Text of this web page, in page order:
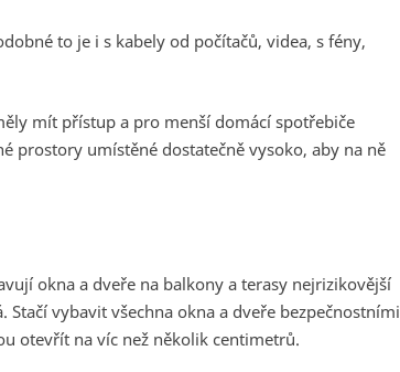
to je i s kabely od počítačů, videa, s fény,
mít přístup a pro menší domácí spotřebiče
prostory umístěné dostatečně vysoko, aby na ně
okna a dveře na balkony a terasy nejrizikovější
vybavit všechna okna a dveře bezpečnostními
otevřít na víc než několik centimetrů.